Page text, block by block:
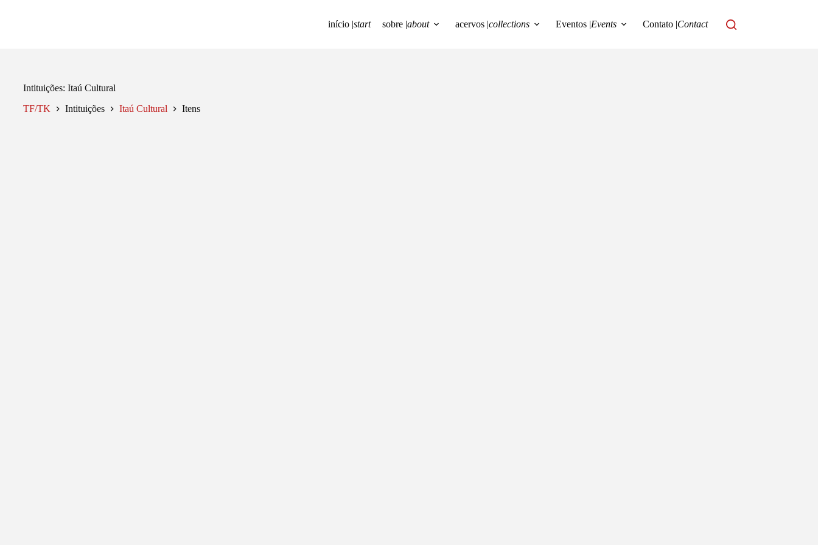
início |start sobre |about acervos |collections Eventos |Events Contato |Contact
Intituições Itaú Cultural
TF/TK Intituições Itaú Cultural Itens